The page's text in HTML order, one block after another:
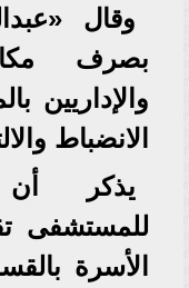
وقال
بصرف
والإداريين
الانضباط
يذكر أن
الأسرة